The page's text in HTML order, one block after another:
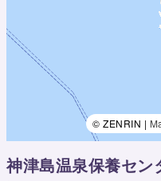
© ZENRIN |
神津島温泉保養セン